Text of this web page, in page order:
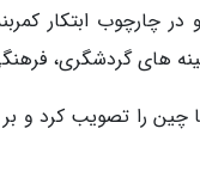
چارچوب ابتکار
های گردشگری،